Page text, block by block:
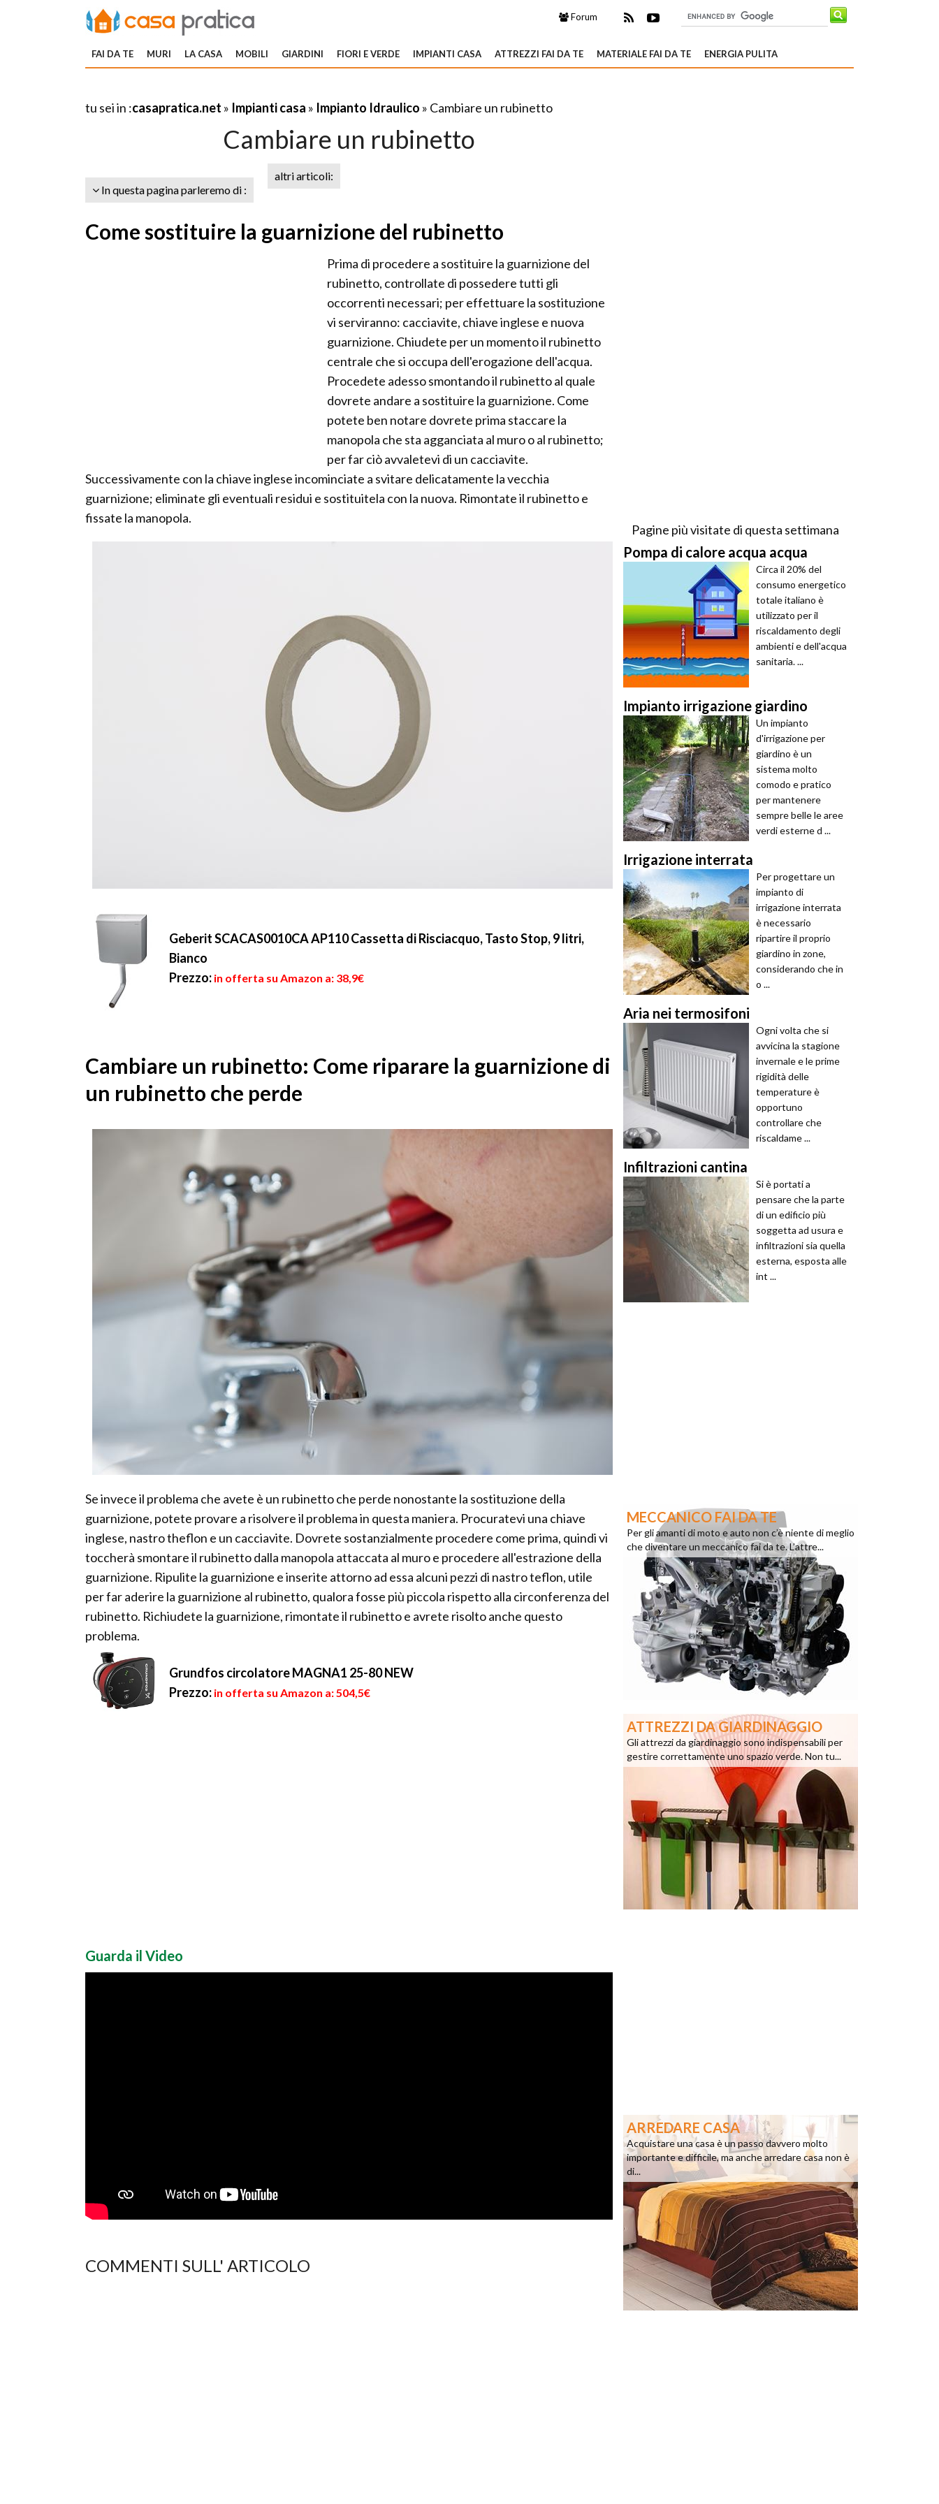
Forum
FAI DA TE MURI LA CASA MOBILI GIARDINI FIORI E VERDE IMPIANTI CASA ATTREZZI FAI DA TE MATERIALE FAI DA TE ENERGIA PULITA
tu sei in :casapratica.net » Impianti casa » Impianto Idraulico » Cambiare un rubinetto
Cambiare un rubinetto
In questa pagina parleremo di :
altri articoli:
Come sostituire la guarnizione del rubinetto
Prima di procedere a sostituire la guarnizione del
rubinetto, controllate di possedere tutti gli
occorrenti necessari; per effettuare la sostituzione
vi serviranno: cacciavite, chiave inglese e nuova
guarnizione. Chiudete per un momento il rubinetto
centrale che si occupa dell'erogazione dell'acqua.
Procedete adesso smontando il rubinetto al quale
dovrete andare a sostituire la guarnizione. Come
potete ben notare dovrete prima staccare la
manopola che sta agganciata al muro o al rubinetto;
per far ciò avvaletevi di un cacciavite.
Successivamente con la chiave inglese incominciate a svitare delicatamente la vecchia
guarnizione; eliminate gli eventuali residui e sostituitela con la nuova. Rimontate il rubinetto e
fissate la manopola.
Geberit SCACAS0010CA AP110 Cassetta di Risciacquo, Tasto Stop, 9 litri,
Bianco
Prezzo: in offerta su Amazon a: 38,9€
Cambiare un rubinetto: Come riparare la guarnizione di
un rubinetto che perde
Se invece il problema che avete è un rubinetto che perde nonostante la sostituzione della
guarnizione, potete provare a risolvere il problema in questa maniera. Procuratevi una chiave
inglese, nastro theflon e un cacciavite. Dovrete sostanzialmente procedere come prima, quindi vi
toccherà smontare il rubinetto dalla manopola attaccata al muro e procedere all'estrazione della
guarnizione. Ripulite la guarnizione e inserite attorno ad essa alcuni pezzi di nastro teflon, utile
per far aderire la guarnizione al rubinetto, qualora fosse più piccola rispetto alla circonferenza del
rubinetto. Richiudete la guarnizione, rimontate il rubinetto e avrete risolto anche questo
problema.
Grundfos circolatore MAGNA1 25-80 NEW
Prezzo: in offerta su Amazon a: 504,5€
Guarda il Video
COMMENTI SULL' ARTICOLO
Pagine più visitate di questa settimana
Pompa di calore acqua acqua
Circa il 20% del
consumo energetico
totale italiano è
utilizzato per il
riscaldamento degli
ambienti e dell'acqua
sanitaria. ...
Impianto irrigazione giardino
Un impianto
d'irrigazione per
giardino è un
sistema molto
comodo e pratico
per mantenere
sempre belle le aree
verdi esterne d ...
Irrigazione interrata
Per progettare un
impianto di
irrigazione interrata
è necessario
ripartire il proprio
giardino in zone,
considerando che in
o ...
Aria nei termosifoni
Ogni volta che si
avvicina la stagione
invernale e le prime
rigidità delle
temperature è
opportuno
controllare che
riscaldame ...
Infiltrazioni cantina
Si è portati a
pensare che la parte
di un edificio più
soggetta ad usura e
infiltrazioni sia quella
esterna, esposta alle
int ...
MECCANICO FAI DA TE
Per gli amanti di moto e auto non c’è niente di meglio
che diventare un meccanico fai da te. L’attre...
ATTREZZI DA GIARDINAGGIO
Gli attrezzi da giardinaggio sono indispensabili per
gestire correttamente uno spazio verde. Non tu...
ARREDARE CASA
Acquistare una casa è un passo davvero molto
importante e difficile, ma anche arredare casa non è
di...